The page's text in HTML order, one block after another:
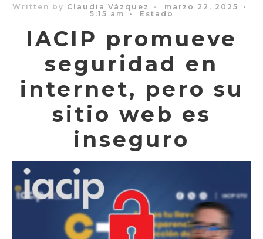
Written by Claudia Vázquez • marzo 22, 2025
•
5:15 am
• Estado
IACIP promueve
seguridad en
internet, pero su
sitio web es
inseguro